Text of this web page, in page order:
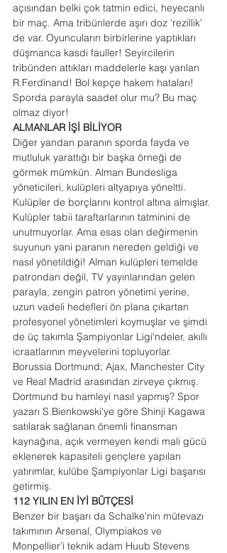
açısından belki çok tatmin edici, heyecanlı
bir maç. Ama tribünlerde aşırı doz 'rezillik'
de var. Oyuncuların birbirlerine yaptıkları
düşmanca kasdi fauller! Seyircilerin
tribünden attıkları maddelerle kaşı yarılan
R.Ferdinand! Bol kepçe hakem hataları!
Sporda parayla saadet olur mu? Bu maç
olmaz diyor!
ALMANLAR İŞİ BİLİYOR
Diğer yandan paranın sporda fayda ve
mutluluk yarattığı bir başka örneği de
görmek mümkün. Alman Bundesliga
yöneticileri, kulüpleri altyapıya yöneltti.
Kulüpler de borçlarını kontrol altına almışlar.
Kulüpler tabii taraftarlarının tatminini de
unutmuyorlar. Ama esas olan değirmenin
suyunun yani paranın nereden geldiği ve
nasıl yönetildiği! Alman kulüpleri temelde
patrondan değil, TV yayınlarından gelen
parayla, zengin patron yönetimi yerine,
uzun vadeli hedefleri ön plana çıkartan
profesyonel yönetimleri koymuşlar ve şimdi
de üç takımla Şampiyonlar Ligi'ndeler, akıllı
icraatlarının meyvelerini topluyorlar.
Borussia Dortmund; Ajax, Manchester City
ve Real Madrid arasından zirveye çıkmış.
Dortmund bu hamleyi nasıl yapmış? Spor
yazarı S.Bienkowski'ye göre Shinji Kagawa
satılarak sağlanan önemli finansman
kaynağına, açık vermeyen kendi mali gücü
eklenerek kapasiteli gençlere yapılan
yatırımlar, kulübe Şampiyonlar Ligi başarısı
getirmiş.
112 YILIN EN İYİ BÜTÇESİ
Benzer bir başarı da Schalke'nin mütevazı
takımının Arsenal, Olympiakos ve
Monpellier'i teknik adam Huub Stevens